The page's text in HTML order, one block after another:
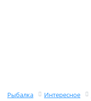
Рыбалка Интересное